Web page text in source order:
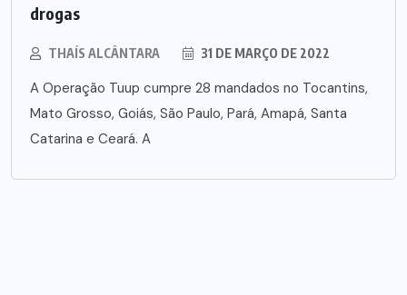
drogas
THAÍS ALCÂNTARA 31 DE MARÇO DE 2022
A Operação Tuup cumpre 28 mandados no Tocantins,
Mato Grosso, Goiás, São Paulo, Pará, Amapá, Santa
Catarina e Ceará. A